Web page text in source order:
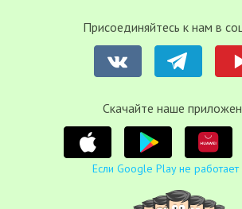
Присоединяйтесь к нам в
Cкачайте наше
Если Google Play не работает